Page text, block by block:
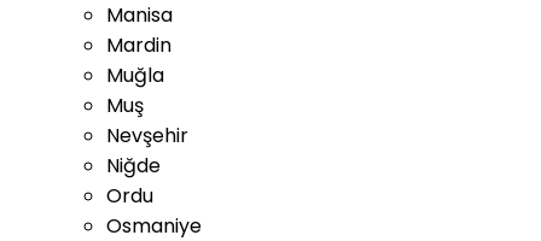
Manisa
Mardin
Muğla
Muş
Nevşehir
Niğde
Ordu
Osmaniye